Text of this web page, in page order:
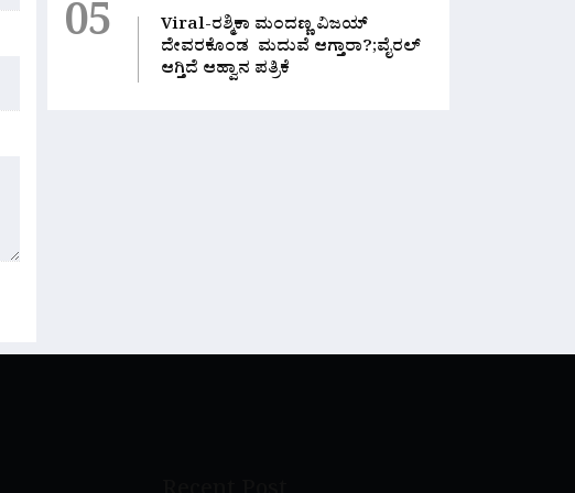
05
Viral-ರಶ್ಮಿಕಾ ಮಂದಣ್ಣ ವಿಜಯ್
ದೇವರಕೊಂಡ ಮದುವೆ ಆಗ್ತಾರಾ?;ವೈರಲ್
ಆಗ್ತಿದೆ ಆಹ್ವಾನ ಪತ್ರಿಕೆ